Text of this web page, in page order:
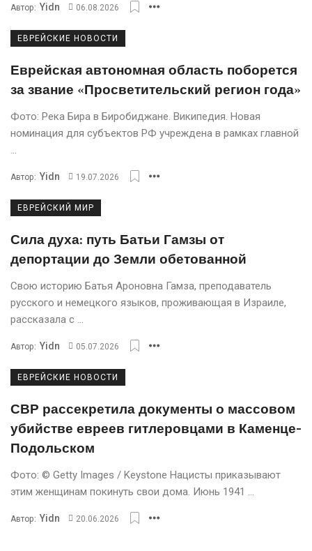
Автор: Yidn 06.08.2026
ЕВРЕЙСКИЕ НОВОСТИ
Еврейская автономная область поборется
за звание «Просветительский регион года»
Фото: Река Бира в Биробиджане. Википедия. Новая
номинация для субъектов РФ учреждена в рамках главной
...
Автор: Yidn 19.07.2026
ЕВРЕЙСКИЙ МИР
Сила духа: путь Батьи Гамзы от
депортации до Земли обетованной
Свою историю Батья Ароновна Гамза, преподаватель
русского и немецкого языков, проживающая в Израиле,
рассказала с ...
Автор: Yidn 05.07.2026
ЕВРЕЙСКИЕ НОВОСТИ
СВР рассекретила документы о массовом
убийстве евреев гитлеровцами в Каменце-
Подольском
Фото: © Getty Images / Keystone Нацисты приказывают
этим женщинам покинуть свои дома. Июнь 1941 ...
Автор: Yidn 20.06.2026